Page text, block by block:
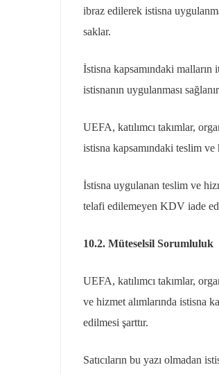
ibraz edilerek istisna
saklar.
İstisna kapsamındaki
istisnanın uygulanması
UEFA, katılımcı takımlar,
istisna kapsamındaki teslim
İstisna uygulanan teslim ve
telafi edilemeyen KDV iade
10.2. Müteselsil Sorumluluk
UEFA, katılımcı takımlar,
ve hizmet alımlarında istisna
edilmesi şarttır.
Satıcıların bu yazı olmadan